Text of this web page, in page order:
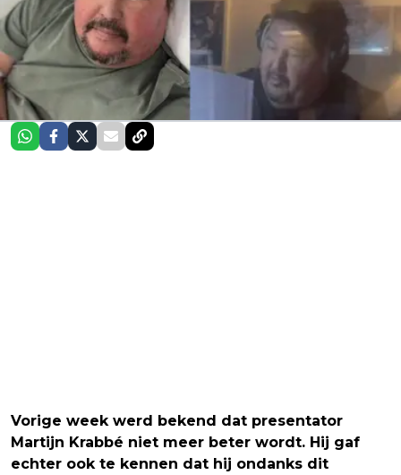
Vorige week werd bekend dat presentator
Martijn Krabbé niet meer beter wordt. Hij gaf
echter ook te kennen dat hij ondanks dit